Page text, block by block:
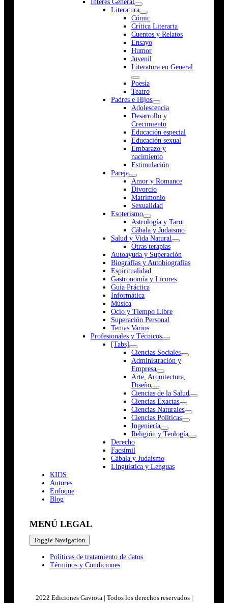
Interés General
Literatura
Cómic
Crítica Literaria
Cuentos y Relatos
Ensayo
Humor
Juvenil
Literatura en General
Poesía
Teatro
Padres e Hijos
Adolescencia
Desarrollo y
Crecimiento
Educación especial
Educación sexual
Embarazo y
nacimiento
Estimulación
Pareja
Amor y Romance
Divorcio
Matrimonio
Sexualidad
Esoterismo
Astrología y Tarot
Cábala y Judaismo
Salud y Vida Natural
Otras terapias
Autoayuda y Superación
Biografías y Autobiografías
Espiritualidad
Gastronomía y Licores
Guía Práctica
Informática
Música
Ocio y Tiempo Libre
Superación Personal
Temas Varios
Profesionales y Técnicos
[Tabs]
Ciencias Sociales
Administración y
Empresa
Arte, Arquitectura,
Diseño
Ciencias de la Salud
Ciencias Exactas
Ciencias Naturales
Ciencias Políticas
Ingeniería
Religión y Teología
Derecho
Facsímil
Cábala y Judaísmo
Lingüística y Lenguas
KIDS
Autores
Enfoque
Blog
MENÚ LEGAL
Toggle Navigation
Políticas de tratamiento de datos
Términos y Condiciones
2022 Ediciones Gaviota | Todos los derechos reservados |